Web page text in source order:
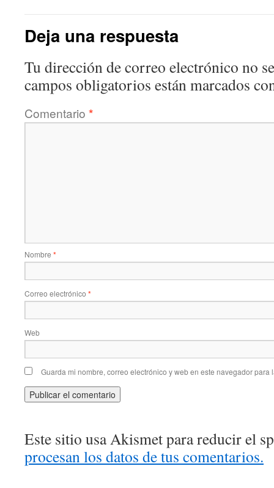
Deja una respuesta
Tu dirección de correo electrónico no
campos obligatorios están marcados
Comentario *
Nombre *
Correo electrónico *
Web
Guarda mi nombre, correo electrónico y web en este navegador para
Este sitio usa Akismet para reducir el
procesan los datos de tus comentarios.